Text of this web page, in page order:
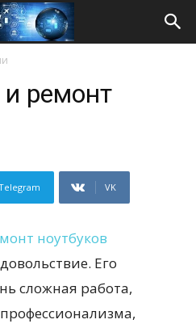
ремонт
VK
ноутбуков
Его
сложная работа,